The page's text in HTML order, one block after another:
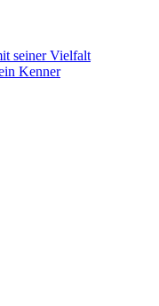
seiner Vielfalt
Kenner